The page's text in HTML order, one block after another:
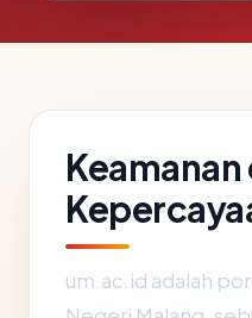
Keamanan
um.ac.id adalah